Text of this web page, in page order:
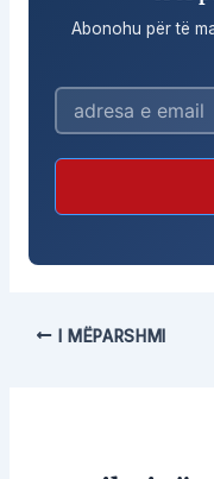
Abonohu për të
I MËPARSHMI